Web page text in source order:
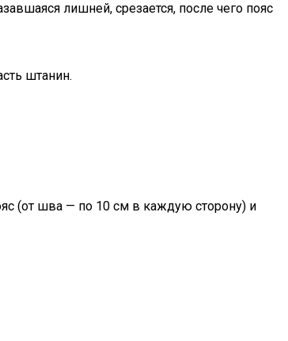
лишней, срезается, после чего пояс
штанин.
(от шва — по 10 см в каждую сторону) и